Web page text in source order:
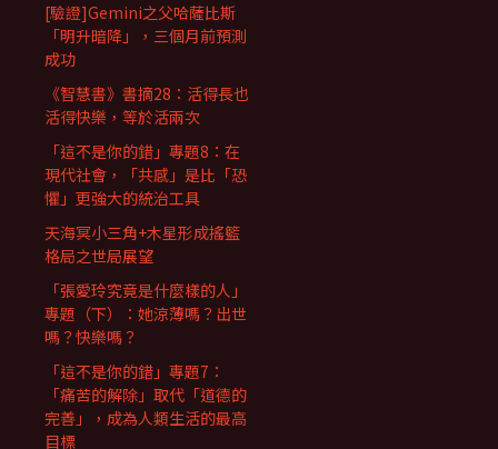
[驗證]Gemini之父哈薩比斯
「明升暗降」，三個月前預測
成功
《智慧書》書摘28：活得長也
活得快樂，等於活兩次
「這不是你的錯」專題8：在
現代社會，「共感」是比「恐
懼」更強大的統治工具
天海冥小三角+木星形成搖籃
格局之世局展望
「張愛玲究竟是什麼樣的人」
專題（下）：她涼薄嗎？出世
嗎？快樂嗎？
「這不是你的錯」專題7：
「痛苦的解除」取代「道德的
完善」，成為人類生活的最高
目標